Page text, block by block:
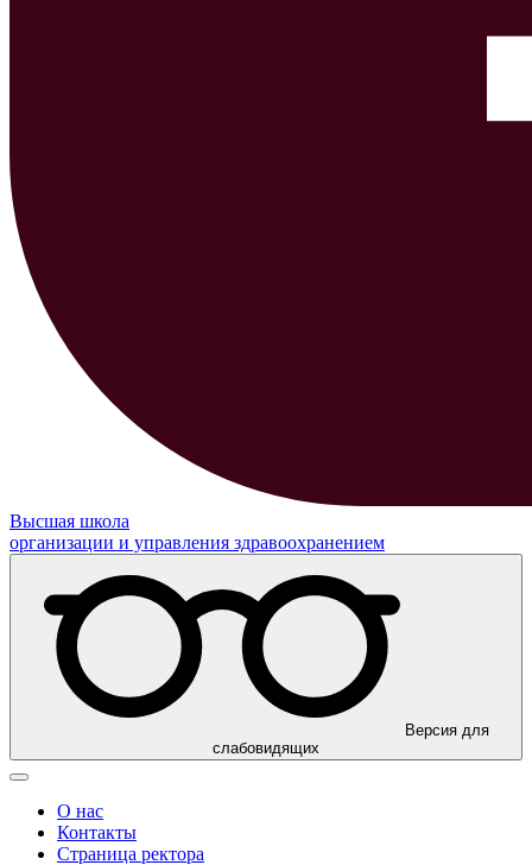
Высшая школа
организации и управления здравоохранением
Версия для
слабовидящих
О нас
Контакты
Страница ректора